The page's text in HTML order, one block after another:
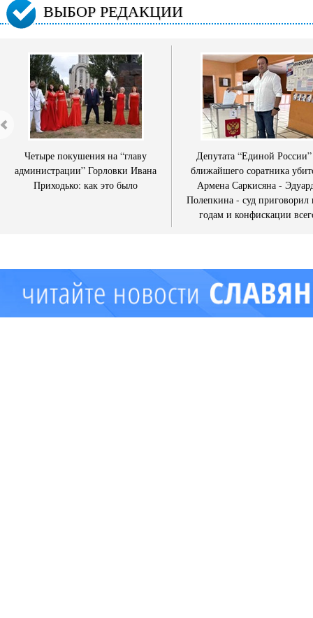
ВЫБОР РЕДАКЦИИ
Четыре покушения на “главу
администрации” Горловки Ивана
Приходько: как это было
Депутата “Единой
ближайшего соратника
Армена Саркисяна -
Полепкина - суд приговорил
годам и конфискации